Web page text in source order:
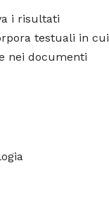
i risultati
testuali in cui
nei documenti